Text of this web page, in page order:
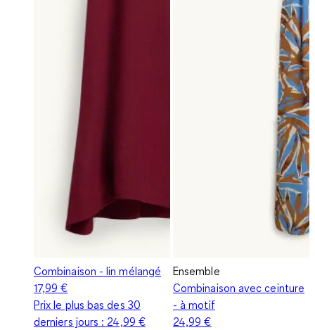
Combinaison - lin mélangé
17,99 €
Prix le plus bas des 30
derniers jours : 24,99 €
Ensemble
Combinaison avec ceinture
- à motif
24,99 €